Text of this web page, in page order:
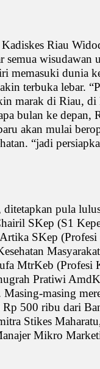
Riau
semua wisudawan
memasuki dunia
terbuka lebar.
marak di Riau, di
bulan ke depan,
akan mulai
“jadi
pula
SKep (S1
SKep
MtrKeb (Profesi
Pratiwi
masing
Rp 500 ribu dari
Stikes
Mikro